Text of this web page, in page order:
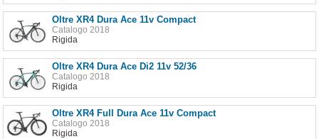
Oltre XR4 Dura Ace 11v Compact
Catalogo 2018
Rigida
Oltre XR4 Dura Ace Di2 11v 52/36
Catalogo 2018
Rigida
Oltre XR4 Full Dura Ace 11v Compact
Catalogo 2018
Rigida